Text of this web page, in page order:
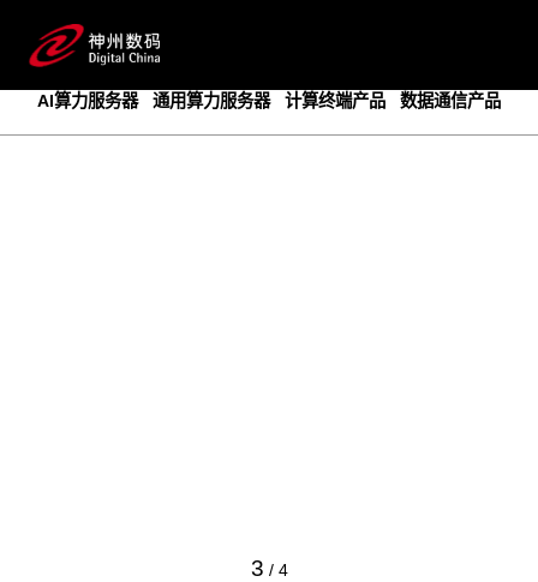
AI算力服务器
通用算力服务器 计算终端产品 数据通信产品
3 / 4